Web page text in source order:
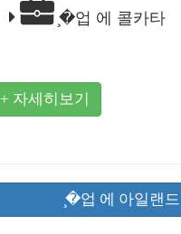
̧�업 에 콜카타
+ 자세히보기
̧�업 에 아일랜드